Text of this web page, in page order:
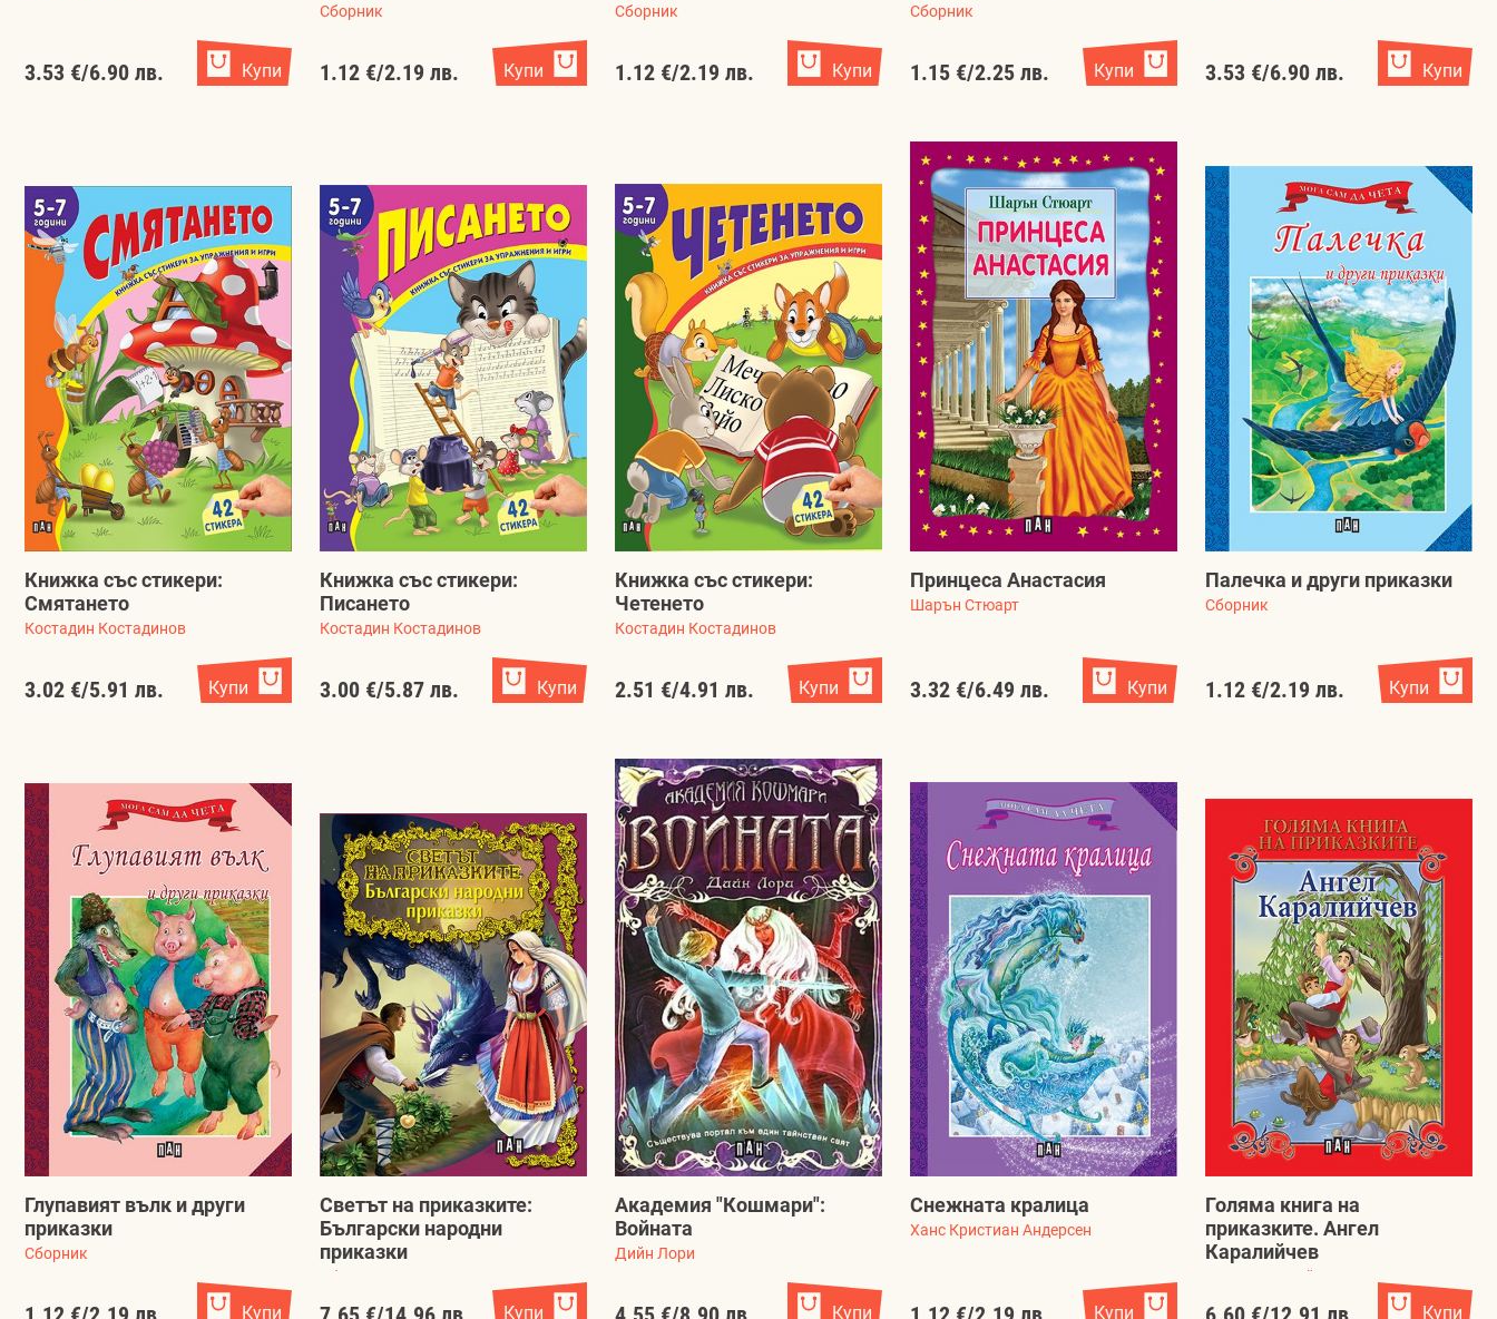
3.53 €/6.90 лв. Купи
Сборник
1.12 €/2.19 лв. Купи
Сборник
1.12 €/2.19 лв. Купи
Сборник
1.15 €/2.25 лв. Купи 3.53 €/6.90 лв. Купи
Книжка със стикери:
Смятането
Костадин Костадинов
3.02 €/5.91 лв. Купи
Книжка със стикери:
Писането
Костадин Костадинов
3.00 €/5.87 лв. Купи
Книжка със стикери:
Четенето
Костадин Костадинов
2.51 €/4.91 лв. Купи
Принцеса Анастасия
Шарън Стюарт
3.32 €/6.49 лв. Купи
Палечка и други приказки
Сборник
1.12 €/2.19 лв. Купи
Глупавият вълк и други
приказки
Сборник
Купи
Светът на приказките:
Български народни
приказки
Сборник
Купи
Академия "Кошмари":
Войната
Дийн Лори
Купи
Снежната кралица
Ханс Кристиан Андерсен
Купи
Голяма книга на
приказките. Ангел
Каралийчев
Ангел Каралийчев
Купи